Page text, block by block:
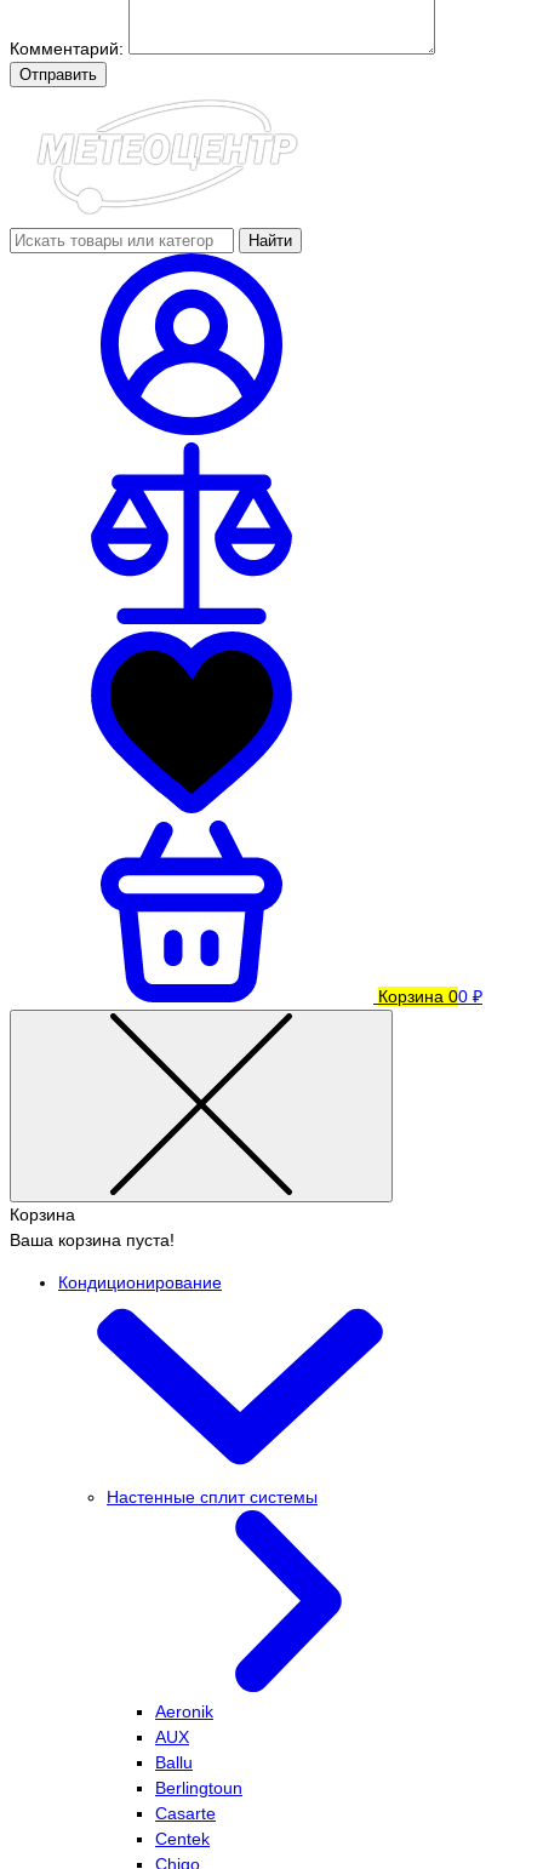
Комментарий:
Отправить
Найти
Корзина 00 ₽
Корзина
Ваша корзина пуста!
Кондиционирование
Настенные сплит системы
Aeronik
AUX
Ballu
Berlingtoun
Casarte
Centek
Chigo